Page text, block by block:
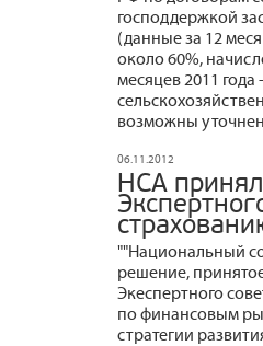
господдержкой
(данные за 12
около 60%,
месяцев 2011
возможны
06.11.2012
НСА
""Национальный
решение,
Экеспертного
по финансовым
стратегии